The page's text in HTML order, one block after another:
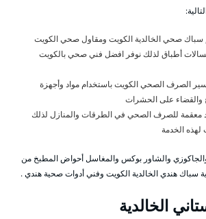
صحي الخالدية الكويت ومقاول صحي الكويت
أطباق لذلك نوفر افضل فني صحي بالكويت
الصرف الصحي الكويت باستخدام مواد وأجهزة
والقضاء على الحشرات
معقمة للصرف الصحي في الطرقات والمنازل لذلك
الخدمة
والشاور بوكس والمغاسل أحواض المطبخ من
سباك هندي الخالدية الكويت وفني أدوات صحية هندي .
الخالدية